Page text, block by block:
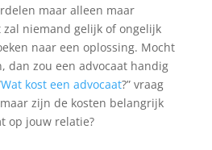
maar alleen maar
niemand gelijk of ongelijk
naar een oplossing. Mocht
dan zou een advocaat handig
Wat kost een advocaat?” vraag
zijn de kosten belangrijk
op jouw relatie?